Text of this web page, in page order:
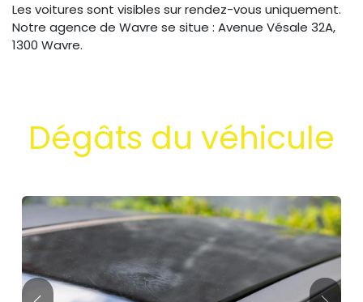
Les voitures sont visibles sur rendez-vous uniquement.
Notre agence de Wavre se situe : Avenue Vésale 32A,
1300 Wavre.
Dégâts du véhicule